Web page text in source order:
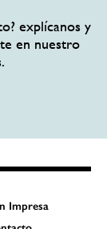
explícanos y
en nuestro
Impresa